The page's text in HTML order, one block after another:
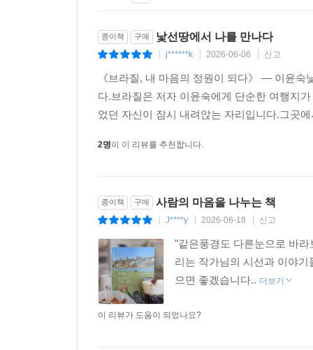
종이책 구매 낯선땅에서 나를 만나다
j******k 2026-06-06 신고
《브라질, 내 마음의 정원이 되다》 — 이윤
다.브라질은 저자 이윤숙에게 단순한 여행지
었던 자신이 잠시 내려앉는 자리입니다.그곳
2명이 이 리뷰를 추천합니다.
종이책 구매 사람의 마음을 나누는 책
J****y 2026-06-18 신고
"같은풍경도 다른눈으로 바
리는 작가님의 시선과 이야
으면 좋겠습니다.. 더보기
이 리뷰가 도움이 되었나요?